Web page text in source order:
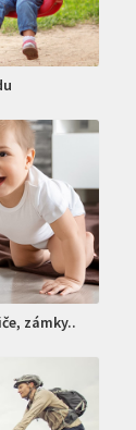
zámky..